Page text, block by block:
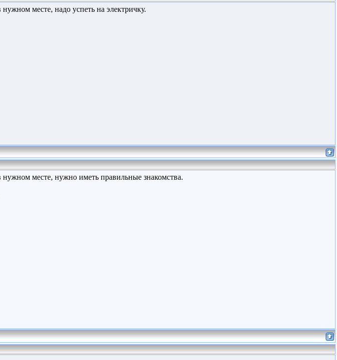
месте, надо успеть на электричку.
месте, нужно иметь правильные знакомства.